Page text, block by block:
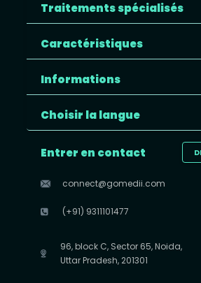
Traitements spécialisés
Caractéristiques
Informations
Choisir la langue
Entrer en contact
connect@gomedii.com
(+91) 9311101477
96, block C, Sector 65, Noida,
Uttar Pradesh, 201301